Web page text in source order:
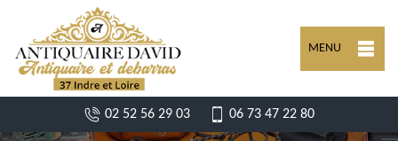
MENU
02 52 56 29 03 06 73 47 22 80